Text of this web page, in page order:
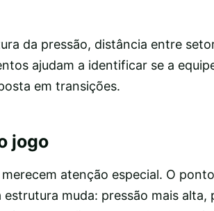
da pressão, distância entre
ajudam a identificar se a
em transições.
jogo
atenção especial. O
estrutura muda: pressão mais